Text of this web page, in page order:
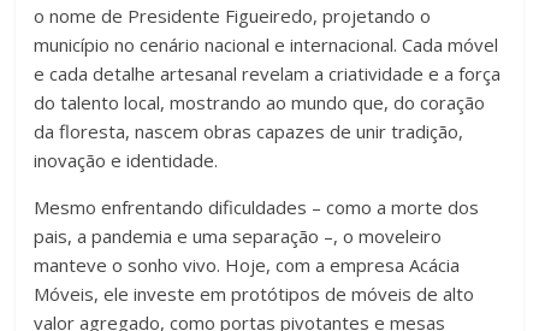
o nome de Presidente Figueiredo, projetando o
município no cenário nacional e internacional. Cada móvel
e cada detalhe artesanal revelam a criatividade e a força
do talento local, mostrando ao mundo que, do coração
da floresta, nascem obras capazes de unir tradição,
inovação e identidade.
Mesmo enfrentando dificuldades – como a morte dos
pais, a pandemia e uma separação –, o moveleiro
manteve o sonho vivo. Hoje, com a empresa Acácia
Móveis, ele investe em protótipos de móveis de alto
valor agregado, como portas pivotantes e mesas